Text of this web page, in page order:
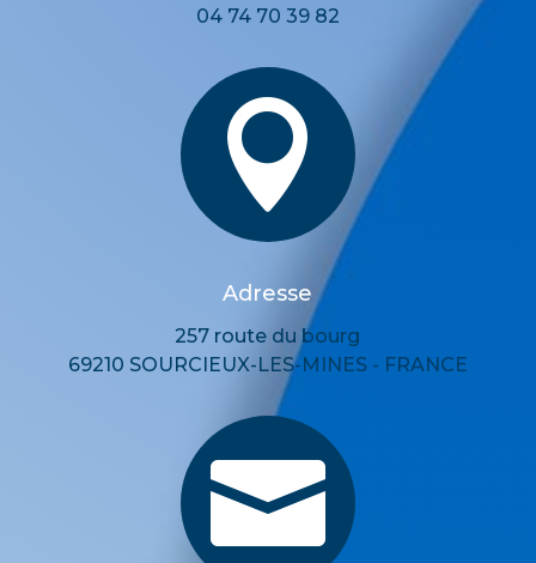
04 74 70 39 82

Adresse
257 route du bourg
69210 SOURCIEUX-LES-MINES - FRANCE
